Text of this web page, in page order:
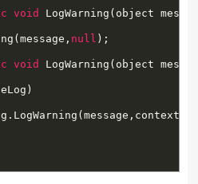
void
LogWarning(object
null );
void
LogWarning(object